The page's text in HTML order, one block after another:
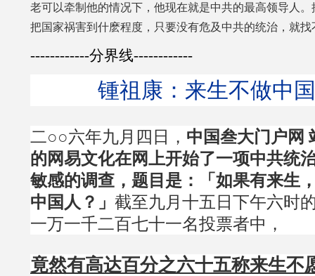
老可以牵制他的情况下，他现在就是中共的最高领导人
把国家祸害到什麽程度，只要没有危及中共的统治，就
------------分界线------------
锺祖康：来生不做中
二○○六年九月四日， 中国叁大门户网
的网易文化在网上开始了一项中共统
敏感的调查，题目是：「如果有来生
中国人？」 截至九月十五日下午六时
一万一千二百七十一名投票者中，
竟然有高达百分之六十五称来生不